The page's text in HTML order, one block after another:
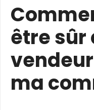
être sûr
ma